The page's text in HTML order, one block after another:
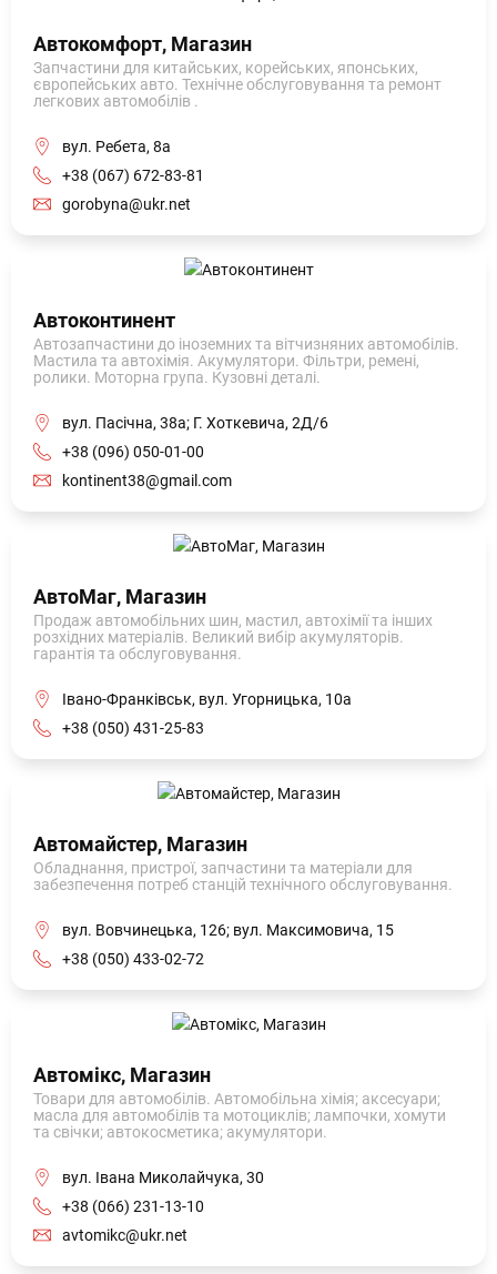
Автокомфорт, Магазин
Запчастини для китайських, корейських, японських,
європейських авто. Технічне обслуговування та ремонт
легкових автомобілів .
вул. Ребета, 8а
+38 (067) 672-83-81
gorobyna@ukr.net
Автоконтинент
Автозапчастини до іноземних та вітчизняних автомобілів.
Мастила та автохімія. Акумулятори. Фільтри, ремені,
ролики. Моторна група. Кузовні деталі.
вул. Пасічна, 38а; Г. Хоткевича, 2Д/6
+38 (096) 050-01-00
kontinent38@gmail.com
АвтоМаг, Магазин
Продаж автомобільних шин, мастил, автохімії та інших
розхідних матеріалів. Великий вибір акумуляторів.
гарантія та обслуговування.
Івано-Франківськ, вул. Угорницька, 10а
+38 (050) 431-25-83
Автомайстер, Магазин
Обладнання, пристрої, запчастини та матеріали для
забезпечення потреб станцій технічного обслуговування.
вул. Вовчинецька, 126; вул. Максимовича, 15
+38 (050) 433-02-72
Автомікс, Магазин
Товари для автомобілів. Автомобільна хімія; аксесуари;
масла для автомобілів та мотоциклів; лампочки, хомути
та свічки; автокосметика; акумулятори.
вул. Івана Миколайчука, 30
+38 (066) 231-13-10
avtomikc@ukr.net